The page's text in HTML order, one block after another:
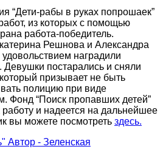
“Дети-рабы в руках попрошаек”
из которых с помощью
работа-победитель.
Решнова и Александра
наградили
постарались и сняли
призывает не быть
полицию при виде
Фонд “Поиск пропавших детей”
работу и надеется на дальнейшее
вы можете посмотреть здесь.